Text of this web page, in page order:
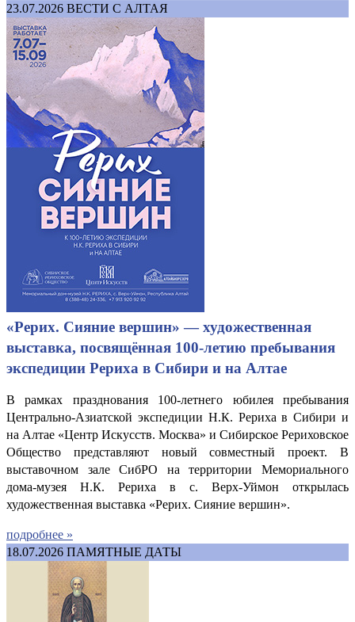
23.07.2026 ВЕСТИ С АЛТАЯ
«Рерих. Сияние вершин» — художественная
выставка, посвящённая 100-летию пребывания
экспедиции Рериха в Сибири и на Алтае
В рамках празднования 100-летнего юбилея пребывания
Центрально-Азиатской экспедиции Н.К. Рериха в Сибири и
на Алтае «Центр Искусств. Москва» и Сибирское Рериховское
Общество представляют новый совместный проект. В
выставочном зале СибРО на территории Мемориального
дома-музея Н.К. Рериха в с. Верх-Уймон открылась
художественная выставка «Рерих. Сияние вершин».
подробнее »
18.07.2026 ПАМЯТНЫЕ ДАТЫ